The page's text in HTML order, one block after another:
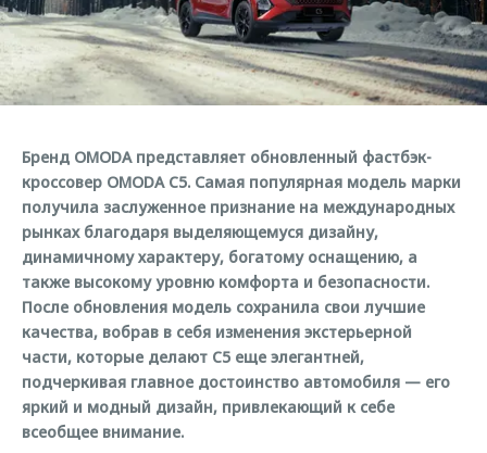
Страхование
Кредитный калькулятор
Аксессуары
Оригинальные аксессуары
Запчасти
Трейд-ин
Калькулятор трейд-ин
Клиентская поддержка
O&J Автоклуб
Клуб владельцев OMODA
Аксессуары
Одежда и сувениры
Оригинальные аксессуары
Запчасти
Обратная связь
Бренд OMODA представляет обновленный фастбэк-
кроссовер OMODA C5. Самая популярная модель марки
получила заслуженное признание на международных
рынках благодаря выделяющемуся дизайну,
динамичному характеру, богатому оснащению, а
также высокому уровню комфорта и безопасности.
После обновления модель сохранила свои лучшие
качества, вобрав в себя изменения экстерьерной
части, которые делают C5 еще элегантней,
подчеркивая главное достоинство автомобиля — его
яркий и модный дизайн, привлекающий к себе
всеобщее внимание.